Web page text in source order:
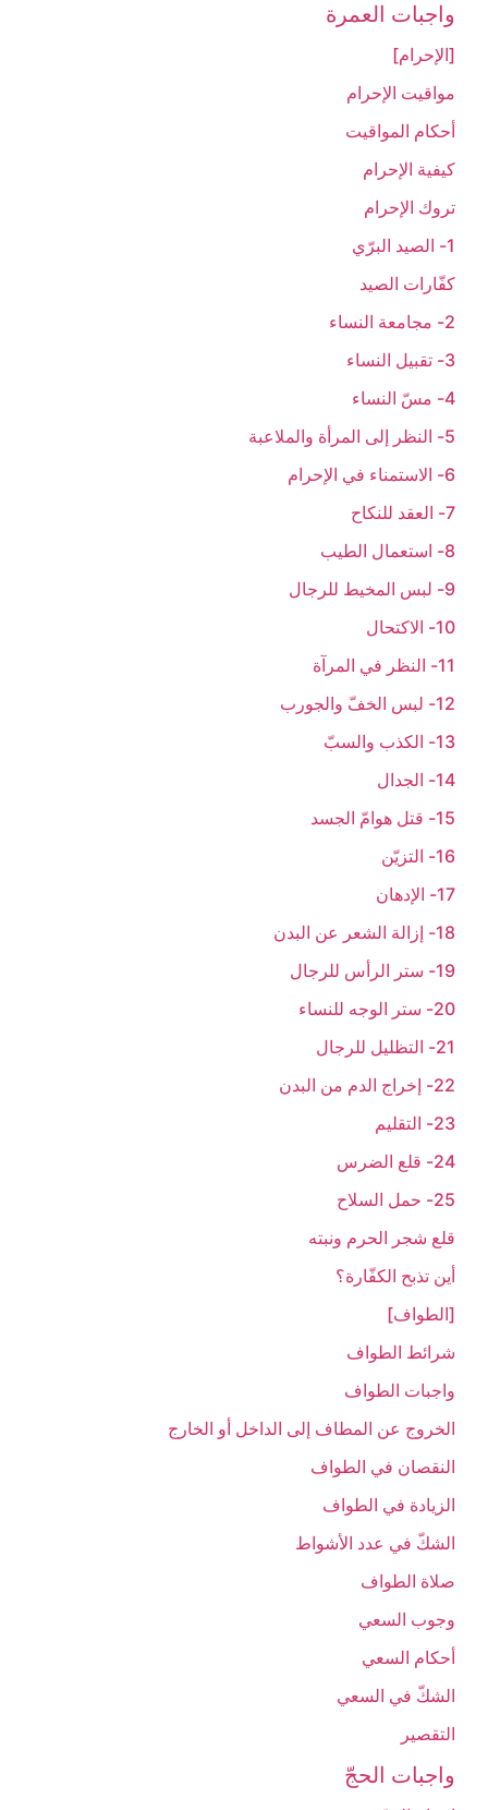
واجبات العمرة
[الإحرام‏]
مواقيت الإحرام‏
أحكام المواقيت‏
كيفية الإحرام‏
تروك الإحرام‏
1- الصيد البرّي
كفّارات الصيد
2- مجامعة النساء
3- تقبيل النساء
4- مسّ النساء
5- النظر إلى المرأة والملاعبة
6- الاستمناء في الإحرام
7- العقد للنكاح
8- استعمال الطيب
9- لبس المخيط للرجال
10- الاكتحال
11- النظر في المرآة
12- لبس الخفّ والجورب
13- الكذب والسبّ
14- الجدال
15- قتل هوامّ الجسد
16- التزيّن
17- الإدهان
18- إزالة الشعر عن البدن
19- ستر الرأس للرجال
20- ستر الوجه للنساء
21- التظليل للرجال
22- إخراج الدم من البدن
23- التقليم
24- قلع الضرس
25- حمل السلاح
قلع شجر الحرم ونبته
أين تذبح الكفّارة؟
[الطواف‏]
شرائط الطواف
واجبات الطواف‏
الخروج عن المطاف إلى الداخل أو الخارج‏
النقصان في الطواف‏
الزيادة في الطواف‏
الشكّ في عدد الأشواط
صلاة الطواف
وجوب السعي‏
أحكام السعي‏
الشكّ في السعي‏
التقصير
واجبات الحجّ‏